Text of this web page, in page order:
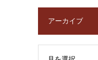
アーカイブ